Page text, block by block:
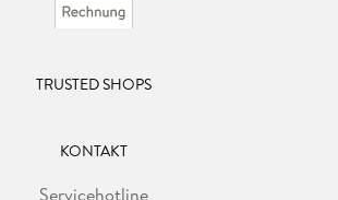
TRUSTED SHOPS
KONTAKT
Servicehotline